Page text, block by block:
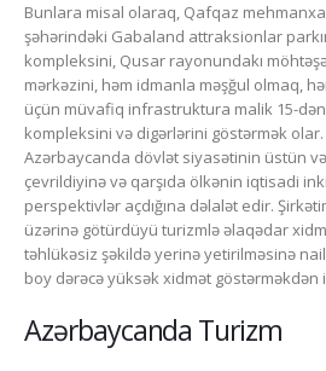
Bunlara misal olaraq, Qafqaz
şəhərindəki Gabaland attraksionlar
kompleksini, Qusar rayonundakı
mərkəzini, həm idmanla məşğul olmaq,
üçün müvafiq infrastruktura malik 15-
kompleksini və digərlərini göstərmək
Azərbaycanda dövlət siyasətinin üstün
çevrildiyinə və qarşıda ölkənin iqtisadi
perspektivlər açdığına dəlalət edir.
üzərinə götürdüyü turizmlə əlaqədar
təhlükəsiz şəkildə yerinə yetirilməsinə
boy dərəcə yüksək xidmət göstərməkdən
Azərbaycanda Turizm